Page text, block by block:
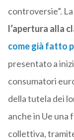
controversie”.
l’apertura alla
come già fatto
presentato a
consumatori
della tutela dei
anche in Ue una
collettiva,